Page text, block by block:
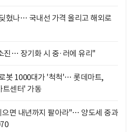
혔나… 국내선 가격 올리고 해외로
진… 장기화 시 중·러에 유리"
봇 1000대가 '척척'… 롯데마트,
트센터' 가동
으면 내년까지 팔아라"… 양도세 중과